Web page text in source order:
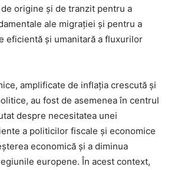
origine și de tranzit pentru a
ale migrației și pentru a
eficientă și umanitară a fluxurilor
amplificate de inflația crescută și
au fost de asemenea în centrul
despre necesitatea unei
a politicilor fiscale și economice
economică și a diminua
europene. În acest context,